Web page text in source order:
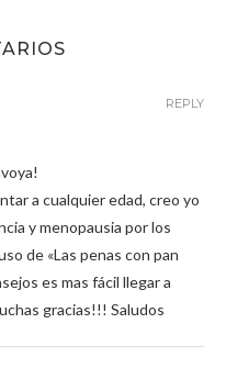
a cualquier edad, creo yo
y menopausia por los
de «Las penas con pan
es mas fácil llegar a
gracias!!! Saludos
REPLY